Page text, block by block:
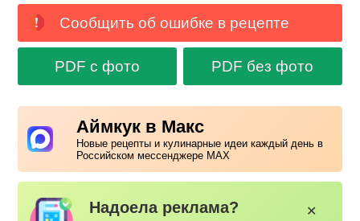
Сообщить об ошибке в рецепте
PDF с фото PDF без фото
Аймкук в Макс
Новые рецепты и кулинарные идеи каждый день в
Российском мессенджере MAX
Надоела реклама? ✕